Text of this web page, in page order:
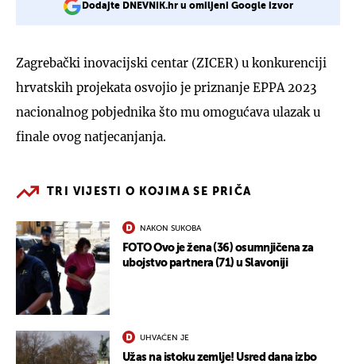
Dodajte DNEVNIK.hr u omiljeni Google izvor
Zagrebački inovacijski centar (ZICER) u konkurenciji
hrvatskih projekata osvojio je priznanje EPPA 2023
nacionalnog pobjednika što mu omogućava ulazak u
finale ovog natjecanjanja.
TRI VIJESTI O KOJIMA SE PRIČA
NAKON SUKOBA
FOTO Ovo je žena (36) osumnjičena za
ubojstvo partnera (71) u Slavoniji
UHVAĆEN JE
Užas na istoku zemlje! Usred dana izbo